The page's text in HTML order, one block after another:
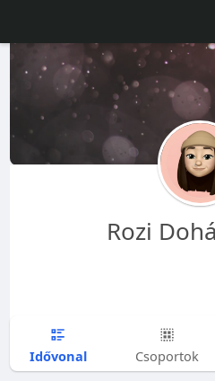
Rozi
Idővonal Csoportok